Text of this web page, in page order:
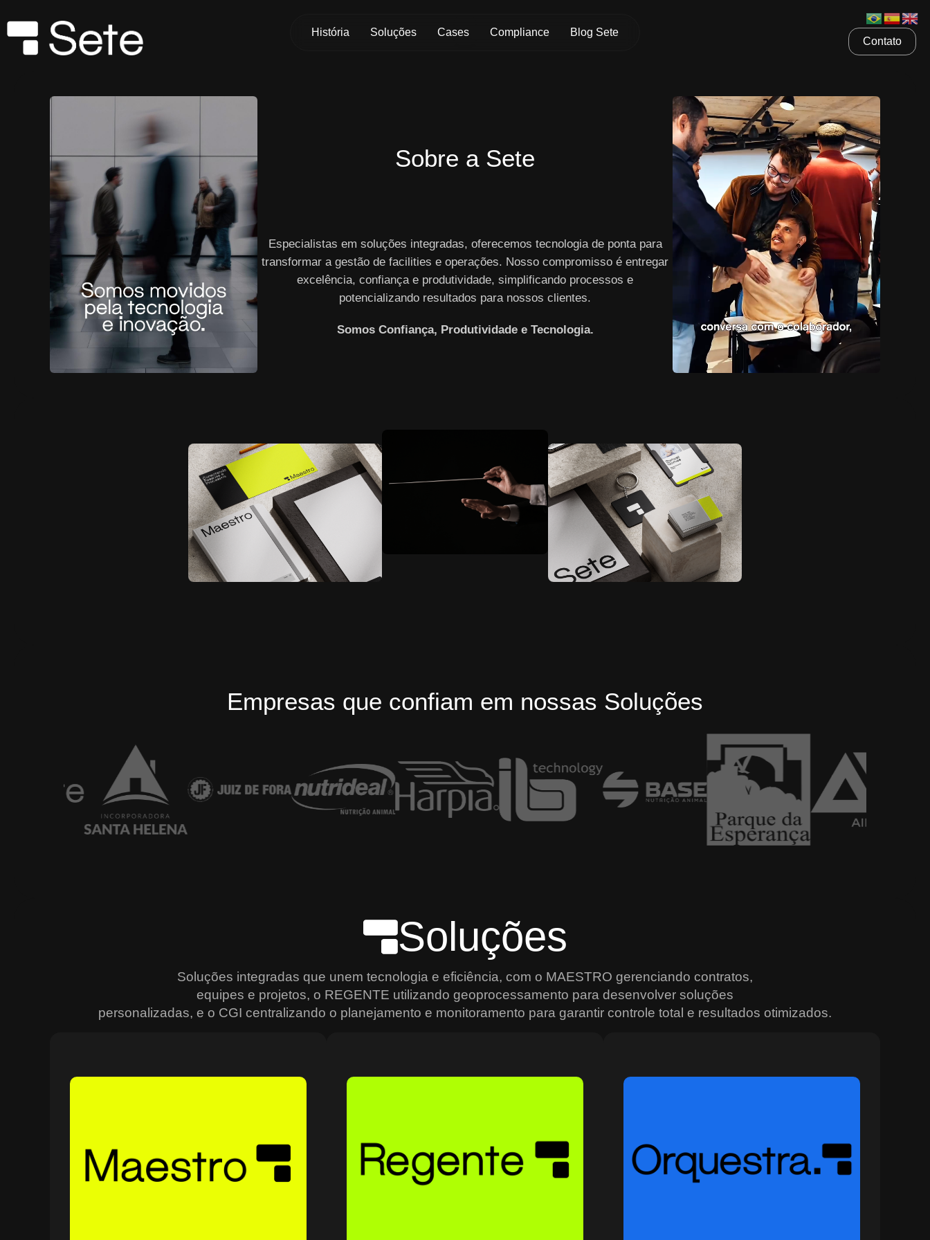
História Soluções Cases Compliance Blog Sete
Contato
Sobre a Sete
Especialistas em soluções integradas, oferecemos tecnologia de ponta para
transformar a gestão de facilities e operações. Nosso compromisso é entregar
excelência, confiança e produtividade, simplificando processos e
potencializando resultados para nossos clientes.
Somos Confiança, Produtividade e Tecnologia.
Empresas que confiam em nossas Soluções
Soluções
Soluções integradas que unem tecnologia e eficiência, com o MAESTRO gerenciando contratos,
equipes e projetos, o REGENTE utilizando geoprocessamento para desenvolver soluções
personalizadas, e o CGI centralizando o planejamento e monitoramento para garantir controle total e resultados otimizados.
de forma integrada e eficiente. Ideal para empresas que
enfrentam dificuldades em centralizar informações e
acompanhar o progresso de atividades críticas, o
agilidade na análise e gestão de dados geoespaciais.
Usando geoprocessamento de alta precisão, ele permite
mapear, monitorar e planejar operações de forma
multiagência, ela conecta sistemas, sensores e equipes
em tempo real, promovendo decisões mais rápidas e
eficazes. Com recursos avançados de monitoramento,